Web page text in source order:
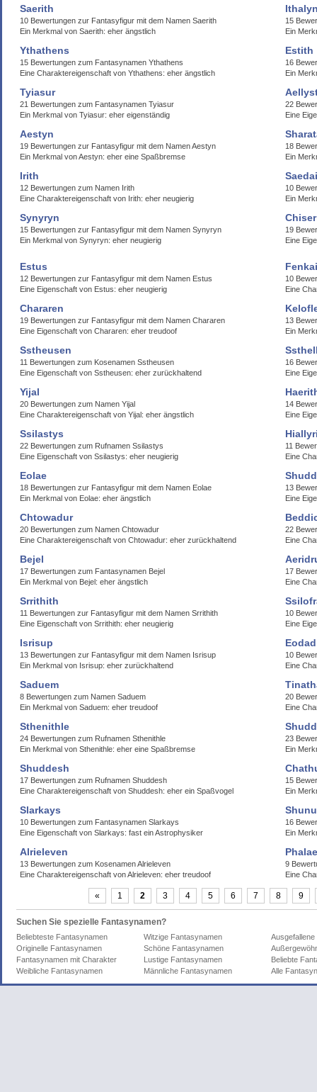
Saerith
10 Bewertungen zur Fantasyfigur mit dem Namen Saerith
Ein Merkmal von Saerith: eher ängstlich
15
Ein
Ythathens
15 Bewertungen zum Fantasynamen Ythathens
Eine Charaktereigenschaft von Ythathens: eher ängstlich
Estith
16
Ein
Tyiasur
21 Bewertungen zum Fantasynamen Tyiasur
Ein Merkmal von Tyiasur: eher eigenständig
22
Eine
Aestyn
19 Bewertungen zur Fantasyfigur mit dem Namen Aestyn
Ein Merkmal von Aestyn: eher eine Spaßbremse
18
Ein
Irith
12 Bewertungen zum Namen Irith
Eine Charaktereigenschaft von Irith: eher neugierig
10
Ein
Synyryn
15 Bewertungen zur Fantasyfigur mit dem Namen Synyryn
Ein Merkmal von Synyryn: eher neugierig
19
Eine
Estus
12 Bewertungen zur Fantasyfigur mit dem Namen Estus
Eine Eigenschaft von Estus: eher neugierig
10
Eine
Chararen
19 Bewertungen zur Fantasyfigur mit dem Namen Chararen
Eine Eigenschaft von Chararen: eher treudoof
13
Ein
Sstheusen
11 Bewertungen zum Kosenamen Sstheusen
Eine Eigenschaft von Sstheusen: eher zurückhaltend
16
Eine
Yijal
20 Bewertungen zum Namen Yijal
Eine Charaktereigenschaft von Yijal: eher ängstlich
14
Eine
Ssilastys
22 Bewertungen zum Rufnamen Ssilastys
Eine Eigenschaft von Ssilastys: eher neugierig
11
Eine
Eolae
18 Bewertungen zur Fantasyfigur mit dem Namen Eolae
Ein Merkmal von Eolae: eher ängstlich
13
Eine
Chtowadur
20 Bewertungen zum Namen Chtowadur
Eine Charaktereigenschaft von Chtowadur: eher zurückhaltend
22
Eine
Bejel
17 Bewertungen zum Fantasynamen Bejel
Ein Merkmal von Bejel: eher ängstlich
17
Eine
Srrithith
11 Bewertungen zur Fantasyfigur mit dem Namen Srrithith
Eine Eigenschaft von Srrithith: eher neugierig
10
Eine
Isrisup
13 Bewertungen zur Fantasyfigur mit dem Namen Isrisup
Ein Merkmal von Isrisup: eher zurückhaltend
10
Eine
Saduem
8 Bewertungen zum Namen Saduem
Ein Merkmal von Saduem: eher treudoof
20
Eine
Sthenithle
24 Bewertungen zum Rufnamen Sthenithle
Ein Merkmal von Sthenithle: eher eine Spaßbremse
23
Ein
Shuddesh
17 Bewertungen zum Rufnamen Shuddesh
Eine Charaktereigenschaft von Shuddesh: eher ein Spaßvogel
15
Ein
Slarkays
10 Bewertungen zum Fantasynamen Slarkays
Eine Eigenschaft von Slarkays: fast ein Astrophysiker
16
Ein
Alrieleven
13 Bewertungen zum Kosenamen Alrieleven
Eine Charaktereigenschaft von Alrieleven: eher treudoof
9
Eine
« 1 2 3 4 5 6 7 8 9
Suchen Sie spezielle Fantasynamen?
Beliebteste Fantasynamen Witzige Fantasynamen
Originelle Fantasynamen
Schöne Fantasynamen
Fantasynamen mit Charakter
Lustige Fantasynamen
Beliebte
Weibliche Fantasynamen
Männliche Fantasynamen Alle